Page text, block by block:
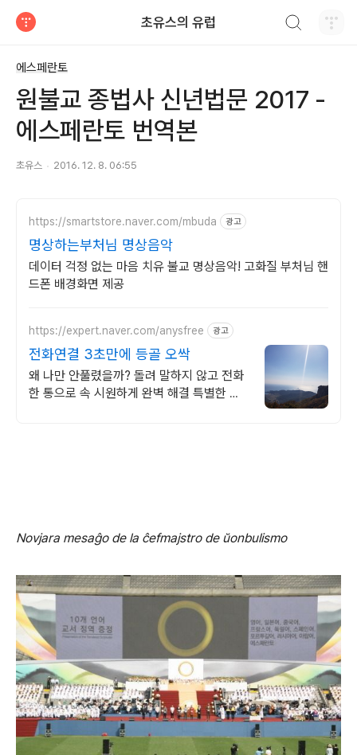
초유스의 유럽
에스페란토
원불교 종법사 신년법문 2017 -
에스페란토 번역본
초유스 2016. 12. 8. 06:55
https://smartstore.naver.com/mbuda 광고
명상하는부처님 명상음악
데이터 걱정 없는 마음 치유 불교 명상음악! 고화질 부처님 핸
드폰 배경화면 제공
https://expert.naver.com/anysfree 광고
전화연결 3초만에 등골 오싹
왜 나만 안풀렸을까? 돌려 말하지 않고 전화
한 통으로 속 시원하게 완벽 해결 특별한 신
Novjara mesaĝo de la ĉefmajstro de ŭonbulismo